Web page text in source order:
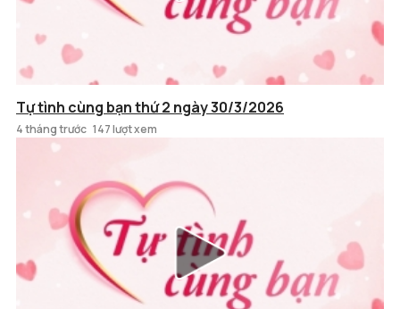
Tự tình cùng bạn thứ 2 ngày 30/3/2026
4 tháng trước 147 lượt xem